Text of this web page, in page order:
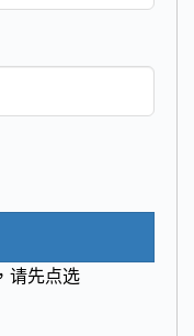
请先点选